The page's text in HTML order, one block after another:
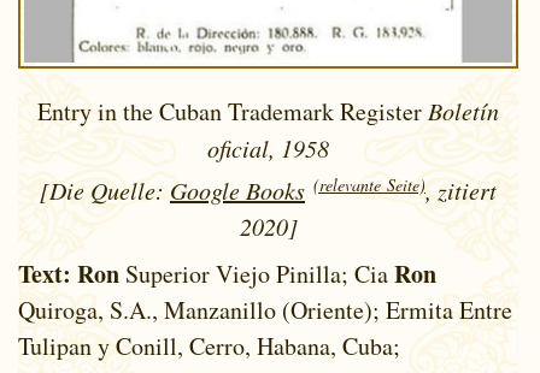
Entry in the Cuban Trademark RegisterBoletín
oficial, 1958
[Die Quelle: Google Books (relevante Seite), zitiert
2020]
Text: Ron Superior Viejo Pinilla; CiaRon
Quiroga, S.A., Manzanillo (Oriente); Ermita Entre
Tulipan y Conill, Cerro, Habana, Cuba;